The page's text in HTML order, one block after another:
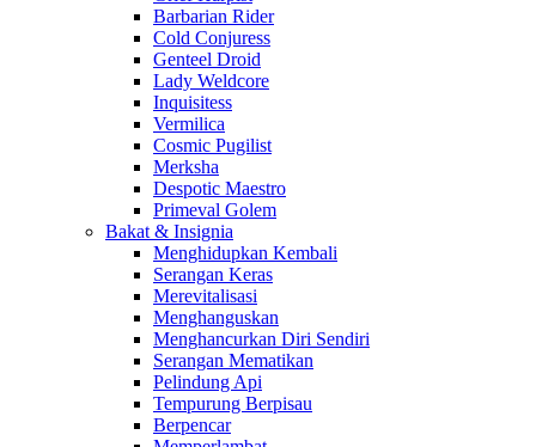
Barbarian Rider
Cold Conjuress
Genteel Droid
Lady Weldcore
Inquisitess
Vermilica
Cosmic Pugilist
Merksha
Despotic Maestro
Primeval Golem
Bakat & Insignia
Menghidupkan Kembali
Serangan Keras
Merevitalisasi
Menghanguskan
Menghancurkan Diri Sendiri
Serangan Mematikan
Pelindung Api
Tempurung Berpisau
Berpencar